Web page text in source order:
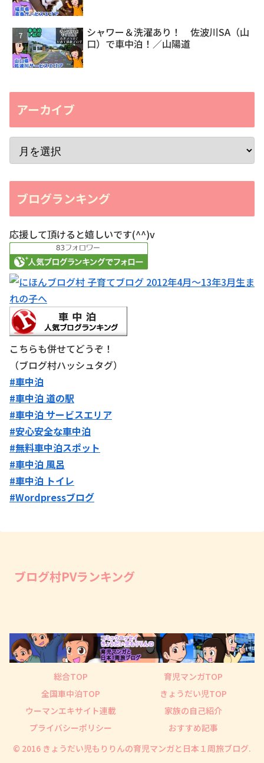
シャワー＆洗濯あり！ 佐波川SA（山
口）で車中泊！／山陽道
アーカイブ
ブログランキング
応援して頂けると嬉しいです(^^)v
こちらも併せてどうぞ！
（ブログ村ハッシュタグ）
#車中泊
#車中泊 道の駅
#車中泊 サービスエリア
#安心安全な車中泊
#無料車中泊スポット
#車中泊 風呂
#車中泊 トイレ
#Wordpressブログ
ブログ村PVランキング
総合TOP
育児マンガTOP
全国車中泊TOP
きょうだい児TOP
ウーマンエキサイト連載
家族の自己紹介
プライバシーポリシー
おすすめ記事
© 2016 きょうだい児もりりんの育児マンガと日本１周旅ブログ.